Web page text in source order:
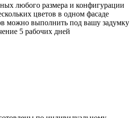
любого размера и конфигурации
цветов в одном фасаде
можно выполнить под вашу задумку
5 рабочих дней